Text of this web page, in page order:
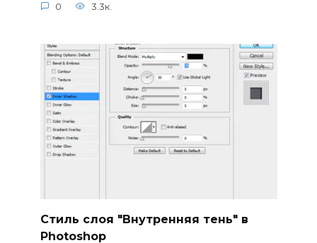
0 3.3к.
Стиль слоя "Внутренняя тень" в
Photoshop